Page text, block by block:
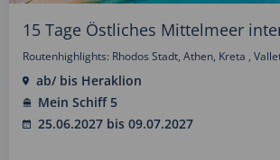
15 Tage Östliches Mittelmeer
Routenhighlights: Rhodos Stadt, Athen, Kreta ,
ab/ bis Heraklion
Mein Schiff 5
25.06.2027 bis 09.07.2027